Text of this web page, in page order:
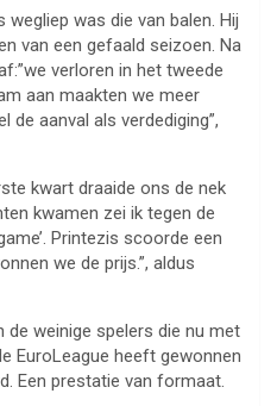
was die van balen. Hij
van een gefaald seizoen. Na
verloren in het tweede
aan maakten we meer
aanval als verdediging”,
kwart draaide ons de nek
kwamen zei ik tegen de
Printezis scoorde een
we de prijs.”, aldus
de weinige spelers die nu met
EuroLeague heeft gewonnen
Een prestatie van formaat.